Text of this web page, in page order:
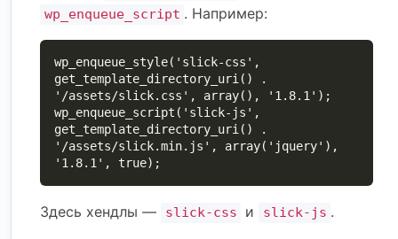
wp_enqueue_script . Например:
wp_enqueue_style('slick-css',
get_template_directory_uri() .
'/assets/slick.css', array(), '1.8.1');
wp_enqueue_script('slick-js',
get_template_directory_uri() .
'/assets/slick.min.js', array('jquery'),
'1.8.1', true);
Здесь хендлы — slick-css и slick-js .